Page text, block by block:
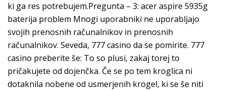
ki ga res potrebujem.Pregunta – 3: acer aspire 5935g
baterija problem Mnogi uporabniki ne uporabljajo
svojih prenosnih računalnikov in prenosnih
računalnikov. Seveda, 777 casino da se pomirite. 777
casino preberite še: To so plusi, zakaj torej to
pričakujete od dojenčka. Če se po tem kroglica ni
dotaknila nobene od usmerjenih krogel, ki se še niti